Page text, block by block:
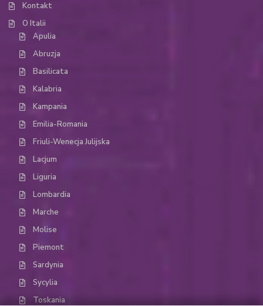
Kontakt
O Italii
Apulia
Abruzja
Basilicata
Kalabria
Kampania
Emilia-Romania
Friuli-Wenecja Julijska
Lacjum
Liguria
Lombardia
Marche
Molise
Piemont
Sardynia
Sycylia
Toskania